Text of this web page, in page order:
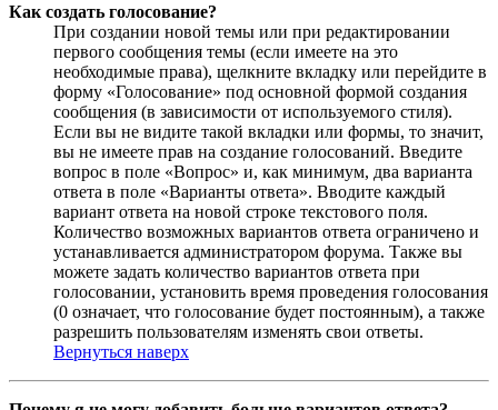
Как создать голосование?
При создании новой темы или при редактировании
первого сообщения темы (если имеете на это
необходимые права), щелкните вкладку или перейдите в
форму «Голосование» под основной формой создания
сообщения (в зависимости от используемого стиля).
Если вы не видите такой вкладки или формы, то значит,
вы не имеете прав на создание голосований. Введите
вопрос в поле «Вопрос» и, как минимум, два варианта
ответа в поле «Варианты ответа». Вводите каждый
вариант ответа на новой строке текстового поля.
Количество возможных вариантов ответа ограничено и
устанавливается администратором форума. Также вы
можете задать количество вариантов ответа при
голосовании, установить время проведения голосования
(0 означает, что голосование будет постоянным), а также
разрешить пользователям изменять свои ответы.
Вернуться наверх